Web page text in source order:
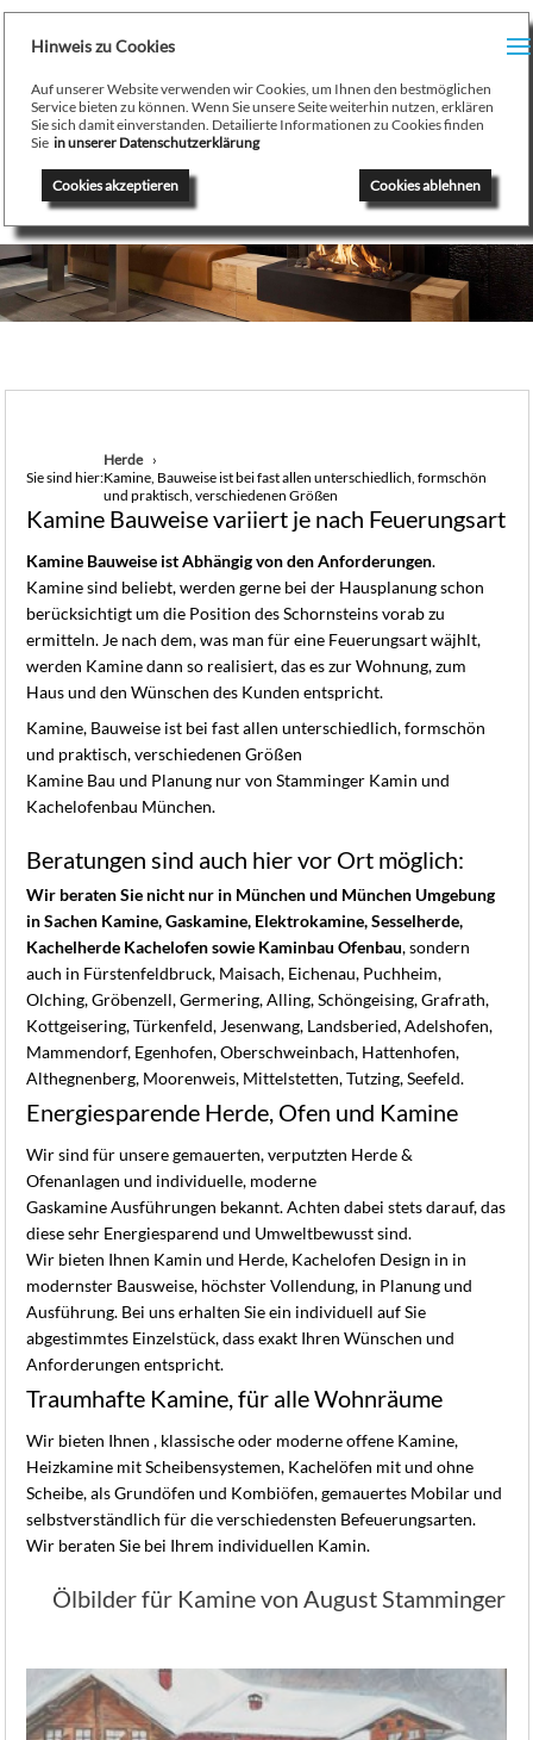
Hinweis zu Cookies
Auf unserer Website verwenden wir Cookies, um Ihnen den bestmöglichen
Service bieten zu können. Wenn Sie unsere Seite weiterhin nutzen, erklären
Sie sich damit einverstanden. Detailierte Informationen zu Cookies finden
Sie in unserer Datenschutzerklärung
Cookies ablehnen
Cookies akzeptieren
August Stamminger
Beratung - Planung - Ausführung - Wartung - Reparatur
Ofenbau Kaminbau Gaskamine Kachelofen Heizkamine
Sie sind hier:
Herde
Kamine, Bauweise ist bei fast allen unterschiedlich, formschön
und praktisch, verschiedenen Größen
Kamine Bauweise variiert je nach Feuerungsart
Kamine Bauweise ist Abhängig von den Anforderungen.
Kamine sind beliebt, werden gerne bei der Hausplanung schon
berücksichtigt um die Position des Schornsteins vorab zu
ermitteln. Je nach dem, was man für eine Feuerungsart wäjhlt,
werden Kamine dann so realisiert, das es zur Wohnung, zum
Haus und den Wünschen des Kunden entspricht.
Kamine, Bauweise ist bei fast allen unterschiedlich, formschön
und praktisch, verschiedenen Größen
Kamine Bau und Planung nur von Stamminger Kamin und
Kachelofenbau München.
Beratungen sind auch hier vor Ort möglich:
Wir beraten Sie nicht nur in München und München Umgebung
in Sachen Kamine, Gaskamine, Elektrokamine, Sesselherde,
Kachelherde Kachelofen sowie Kaminbau Ofenbau, sondern
auch in Fürstenfeldbruck, Maisach, Eichenau, Puchheim,
Olching, Gröbenzell, Germering, Alling, Schöngeising, Grafrath,
Kottgeisering, Türkenfeld, Jesenwang, Landsberied, Adelshofen,
Mammendorf, Egenhofen, Oberschweinbach, Hattenhofen,
Althegnenberg, Moorenweis, Mittelstetten, Tutzing, Seefeld.
Energiesparende Herde, Ofen und Kamine
Wir sind für unsere gemauerten, verputzten Herde &
Ofenanlagen und individuelle, moderne
Gaskamine Ausführungen bekannt. Achten dabei stets darauf, das
diese sehr Energiesparend und Umweltbewusst sind.
Wir bieten Ihnen Kamin und Herde, Kachelofen Design in in
modernster Bausweise, höchster Vollendung, in Planung und
Ausführung. Bei uns erhalten Sie ein individuell auf Sie
abgestimmtes Einzelstück, dass exakt Ihren Wünschen und
Anforderungen entspricht.
Traumhafte Kamine, für alle Wohnräume
Wir bieten Ihnen , klassische oder moderne offene Kamine,
Heizkamine mit Scheibensystemen, Kachelöfen mit und ohne
Scheibe, als Grundöfen und Kombiöfen, gemauertes Mobilar und
selbstverständlich für die verschiedensten Befeuerungsarten.
Wir beraten Sie bei Ihrem individuellen Kamin.
Ölbilder für Kamine von August Stamminger